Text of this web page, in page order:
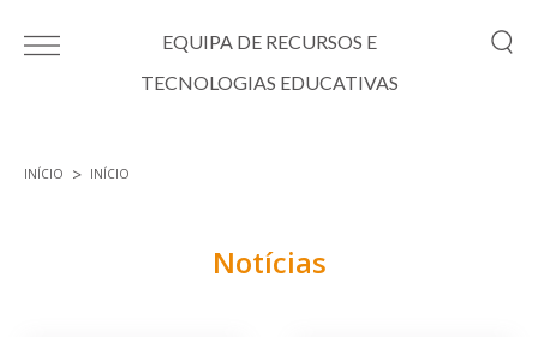
EQUIPA DE RECURSOS E
TECNOLOGIAS EDUCATIVAS
INÍCIO INÍCIO
Notícias